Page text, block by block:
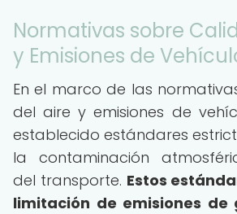
Normativas sobre
y Emisiones de
En el marco de las
del aire y emisiones de
establecido estándares
la contaminación
del transporte. Estos
limitación de emisiones de